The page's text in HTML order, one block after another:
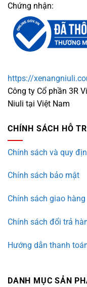
Chứng nhận:
https://
Công ty Cổ phần 3R
Niuli tại Việt Nam
CHÍNH SÁCH HỖ
Chính sách và quy
Chính sách bảo mật
Chính sách giao hàng
Chính sách đổi trả
Hướng dẫn thanh
DANH MỤC SẢN